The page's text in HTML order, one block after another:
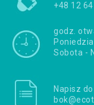
+48 12
godz.
Sobota -
Napisz